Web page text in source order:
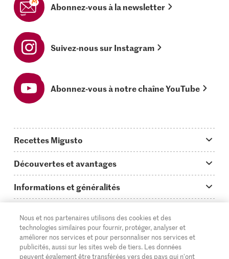
Abonnez-vous à la newsletter
Suivez-nous sur Instagram
Abonnez-vous à notre chaîne YouTube
Recettes Migusto
Idées de menus
Plats principaux
Simple & vite prêt
Apéritif
Découvertes et avantages
On en parle...
Tutoriels
Glossaire des ingrédients
Informations et généralités
Questions concernant Migusto
Cuisiner avec Migusto
Service clientèle & contact
Supermarché
Migros Online
DE FR IT
Nous et nos partenaires utilisons des cookies et des
technologies similaires pour fournir, protéger, analyser et
améliorer nos services et pour personnaliser nos services et
publicités, aussi sur les sites web de tiers. Les données
peuvent également être transférées vers des pays qui n'ont